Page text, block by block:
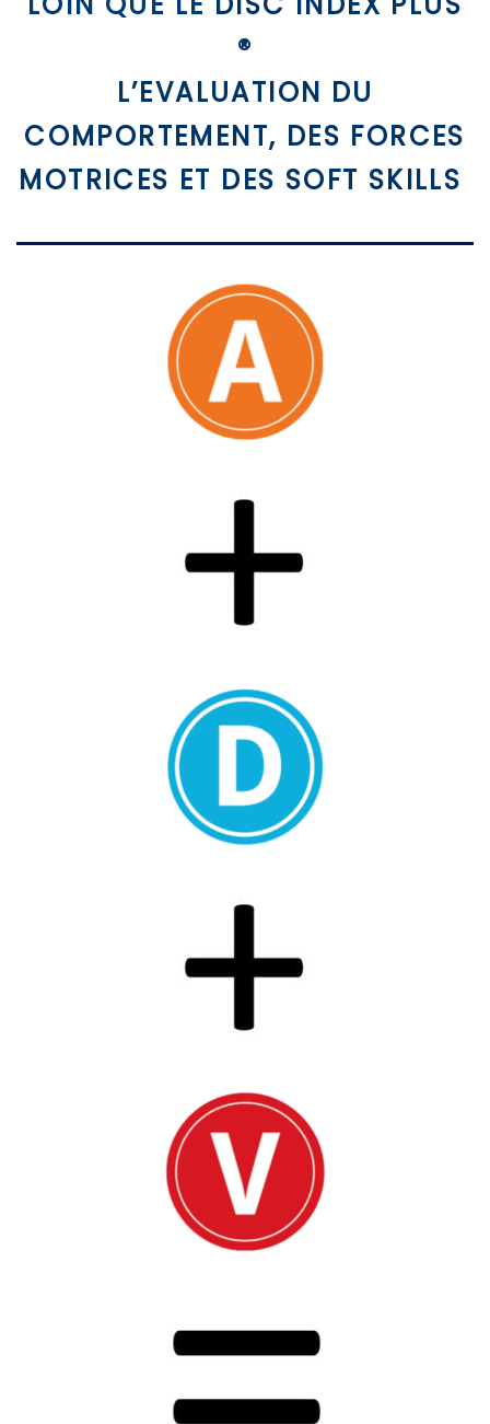
®
L’EVALUATION DU
COMPORTEMENT, DES FORCES
MOTRICES ET DES SOFT SKILLS